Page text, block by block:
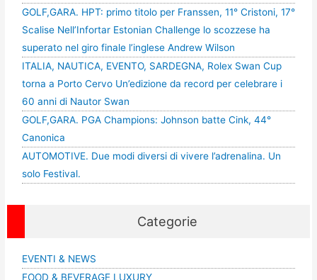
GOLF,GARA. HPT: primo titolo per Franssen, 11° Cristoni, 17°
Scalise Nell’Infortar Estonian Challenge lo scozzese ha
superato nel giro finale l’inglese Andrew Wilson
ITALIA, NAUTICA, EVENTO, SARDEGNA, Rolex Swan Cup
torna a Porto Cervo Un’edizione da record per celebrare i
60 anni di Nautor Swan
GOLF,GARA. PGA Champions: Johnson batte Cink, 44°
Canonica
AUTOMOTIVE. Due modi diversi di vivere l’adrenalina. Un
solo Festival.
Categorie
EVENTI & NEWS
FOOD & BEVERAGE LUXURY